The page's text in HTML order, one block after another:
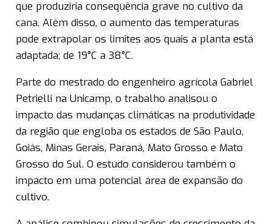
que produziria consequência grave no cultivo da
cana. Além disso, o aumento das temperaturas
pode extrapolar os limites aos quais a planta está
adaptada; de 19°C a 38°C.
Parte do mestrado do engenheiro agrícola Gabriel
Petrielli na Unicamp, o trabalho analisou o
impacto das mudanças climáticas na produtividade
da região que engloba os estados de São Paulo,
Goiás, Minas Gerais, Paraná, Mato Grosso e Mato
Grosso do Sul. O estudo considerou também o
impacto em uma potencial área de expansão do
cultivo.